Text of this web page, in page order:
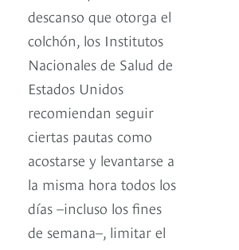
descanso que otorga el
colchón, los Institutos
Nacionales de Salud de
Estados Unidos
recomiendan seguir
ciertas pautas como
acostarse y levantarse a
la misma hora todos los
días –incluso los fines
de semana–, limitar el